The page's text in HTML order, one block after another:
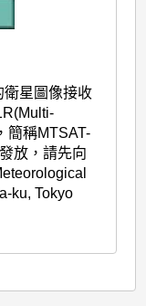
衛星圖像接收
簡稱MTSAT-
放，請先向
ku, Tokyo